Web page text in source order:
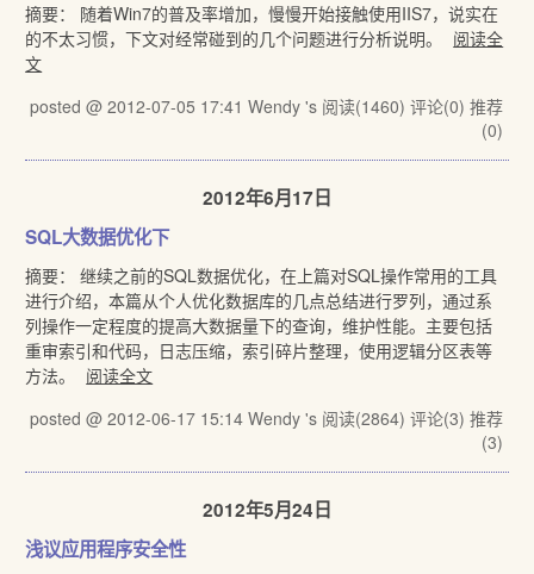
摘要： 随着Win7的普及率增加，慢慢开始接触使用IIS7，说实在
的不太习惯，下文对经常碰到的几个问题进行分析说明。
阅读全
文
posted @ 2012-07-05 17:41 Wendy 's 阅读(1460) 评论(0) 推荐
(0)
2012年6月17日
SQL大数据优化下
摘要： 继续之前的SQL数据优化，在上篇对SQL操作常用的工具
进行介绍，本篇从个人优化数据库的几点总结进行罗列，通过系
列操作一定程度的提高大数据量下的查询，维护性能。主要包括
重审索引和代码，日志压缩，索引碎片整理，使用逻辑分区表等
方法。
阅读全文
posted @ 2012-06-17 15:14 Wendy 's 阅读(2864) 评论(3) 推荐
(3)
2012年5月24日
浅议应用程序安全性